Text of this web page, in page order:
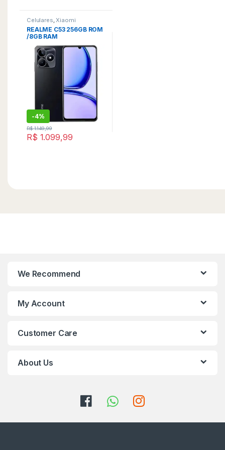
Celulares,Xiaomi
REALME C53 256GB ROM
/8GB RAM
-4%
R$ 1.099,99
R$1.149,99
We Recommend
My Account
Customer Care
About Us